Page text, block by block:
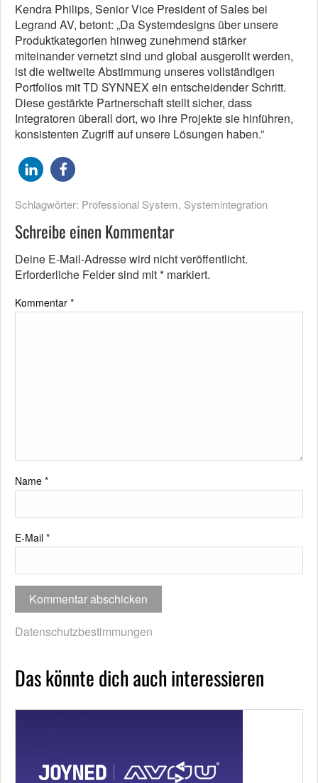
Kendra Philips, Senior Vice President of Sales bei
Legrand AV, betont: „Da Systemdesigns über unsere
Produktkategorien hinweg zunehmend stärker
miteinander vernetzt sind und global ausgerollt werden,
ist die weltweite Abstimmung unseres vollständigen
Portfolios mit TD SYNNEX ein entscheidender Schritt.
Diese gestärkte Partnerschaft stellt sicher, dass
Integratoren überall dort, wo ihre Projekte sie hinführen,
konsistenten Zugriff auf unsere Lösungen haben.”
Schlagwörter: Professional System, Systemintegration
Schreibe einen Kommentar
Deine E-Mail-Adresse wird nicht veröffentlicht.
Erforderliche Felder sind mit* markiert.
Kommentar *
Name *
E-Mail *
Datenschutzbestimmungen
Das könnte dich auch interessieren